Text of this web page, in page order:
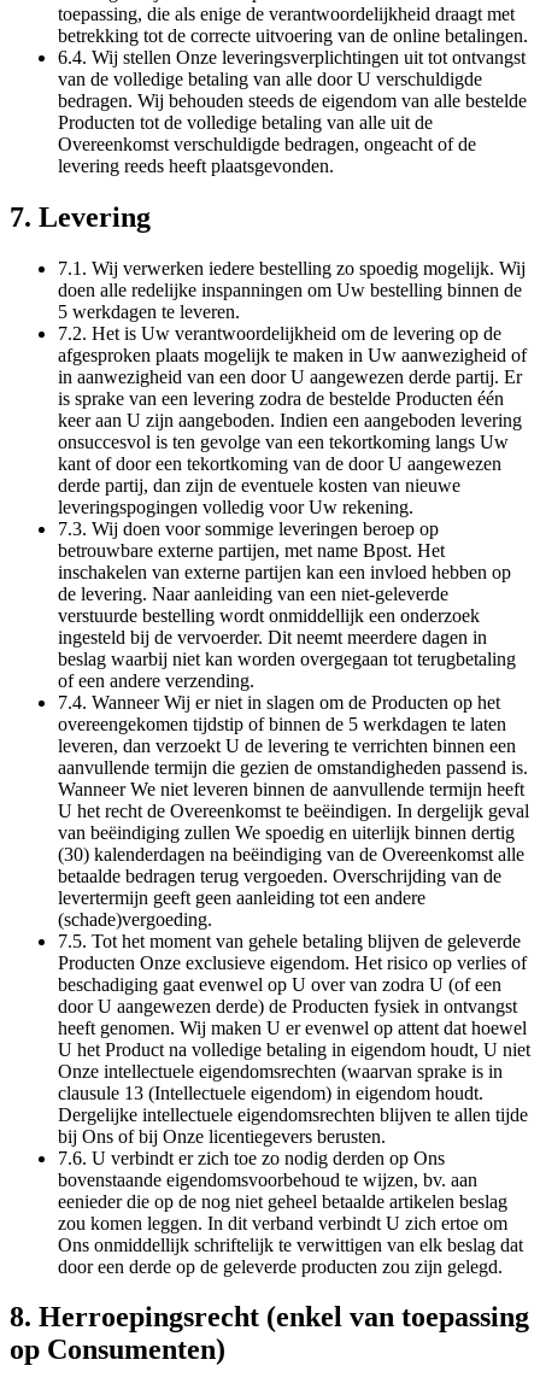
toepassing, die als enige de verantwoordelijkheid draagt met
betrekking tot de correcte uitvoering van de online betalingen.
6.4. Wij stellen Onze leveringsverplichtingen uit tot ontvangst
van de volledige betaling van alle door U verschuldigde
bedragen. Wij behouden steeds de eigendom van alle bestelde
Producten tot de volledige betaling van alle uit de
Overeenkomst verschuldigde bedragen, ongeacht of de
levering reeds heeft plaatsgevonden.
7. Levering
7.1. Wij verwerken iedere bestelling zo spoedig mogelijk. Wij
doen alle redelijke inspanningen om Uw bestelling binnen de
5 werkdagen te leveren.
7.2. Het is Uw verantwoordelijkheid om de levering op de
afgesproken plaats mogelijk te maken in Uw aanwezigheid of
in aanwezigheid van een door U aangewezen derde partij. Er
is sprake van een levering zodra de bestelde Producten één
keer aan U zijn aangeboden. Indien een aangeboden levering
onsuccesvol is ten gevolge van een tekortkoming langs Uw
kant of door een tekortkoming van de door U aangewezen
derde partij, dan zijn de eventuele kosten van nieuwe
leveringspogingen volledig voor Uw rekening.
7.3. Wij doen voor sommige leveringen beroep op
betrouwbare externe partijen, met name Bpost. Het
inschakelen van externe partijen kan een invloed hebben op
de levering. Naar aanleiding van een niet-geleverde
verstuurde bestelling wordt onmiddellijk een onderzoek
ingesteld bij de vervoerder. Dit neemt meerdere dagen in
beslag waarbij niet kan worden overgegaan tot terugbetaling
of een andere verzending.
7.4. Wanneer Wij er niet in slagen om de Producten op het
overeengekomen tijdstip of binnen de 5 werkdagen te laten
leveren, dan verzoekt U de levering te verrichten binnen een
aanvullende termijn die gezien de omstandigheden passend is.
Wanneer We niet leveren binnen de aanvullende termijn heeft
U het recht de Overeenkomst te beëindigen. In dergelijk geval
van beëindiging zullen We spoedig en uiterlijk binnen dertig
(30) kalenderdagen na beëindiging van de Overeenkomst alle
betaalde bedragen terug vergoeden. Overschrijding van de
levertermijn geeft geen aanleiding tot een andere
(schade)vergoeding.
7.5. Tot het moment van gehele betaling blijven de geleverde
Producten Onze exclusieve eigendom. Het risico op verlies of
beschadiging gaat evenwel op U over van zodra U (of een
door U aangewezen derde) de Producten fysiek in ontvangst
heeft genomen. Wij maken U er evenwel op attent dat hoewel
U het Product na volledige betaling in eigendom houdt, U niet
Onze intellectuele eigendomsrechten (waarvan sprake is in
clausule 13 (Intellectuele eigendom) in eigendom houdt.
Dergelijke intellectuele eigendomsrechten blijven te allen tijde
bij Ons of bij Onze licentiegevers berusten.
7.6. U verbindt er zich toe zo nodig derden op Ons
bovenstaande eigendomsvoorbehoud te wijzen, bv. aan
eenieder die op de nog niet geheel betaalde artikelen beslag
zou komen leggen. In dit verband verbindt U zich ertoe om
Ons onmiddellijk schriftelijk te verwittigen van elk beslag dat
door een derde op de geleverde producten zou zijn gelegd.
8. Herroepingsrecht (enkel van toepassing
op Consumenten)